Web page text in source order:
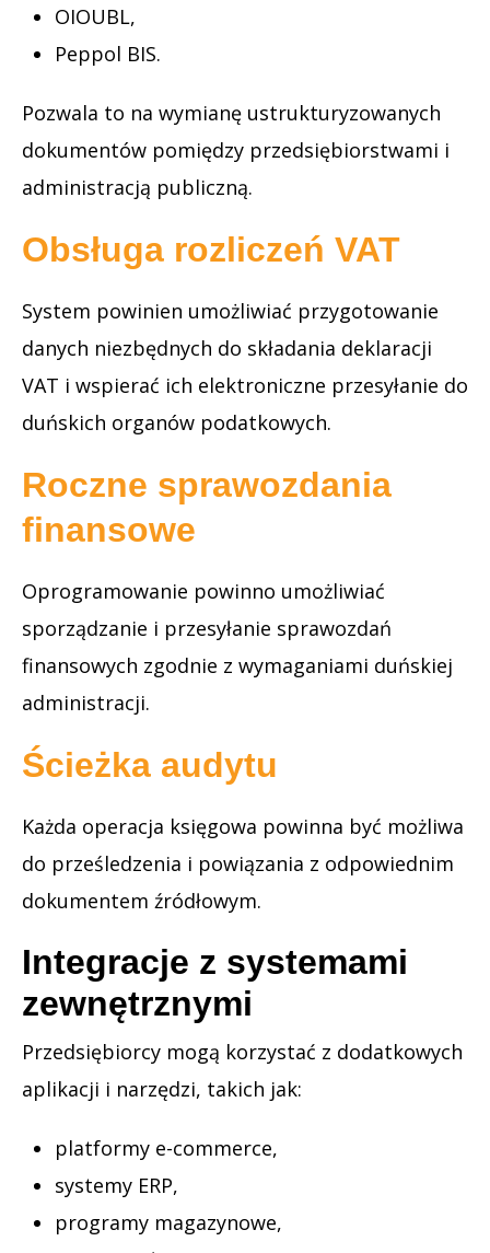
OIOUBL,
Peppol BIS.
Pozwala to na wymianę ustrukturyzowanych
dokumentów pomiędzy przedsiębiorstwami i
administracją publiczną.
Obsługa rozliczeń VAT
System powinien umożliwiać przygotowanie
danych niezbędnych do składania deklaracji
VAT i wspierać ich elektroniczne przesyłanie do
duńskich organów podatkowych.
Roczne sprawozdania
finansowe
Oprogramowanie powinno umożliwiać
sporządzanie i przesyłanie sprawozdań
finansowych zgodnie z wymaganiami duńskiej
administracji.
Ścieżka audytu
Każda operacja księgowa powinna być możliwa
do prześledzenia i powiązania z odpowiednim
dokumentem źródłowym.
Integracje z systemami
zewnętrznymi
Przedsiębiorcy mogą korzystać z dodatkowych
aplikacji i narzędzi, takich jak:
platformy e-commerce,
systemy ERP,
programy magazynowe,